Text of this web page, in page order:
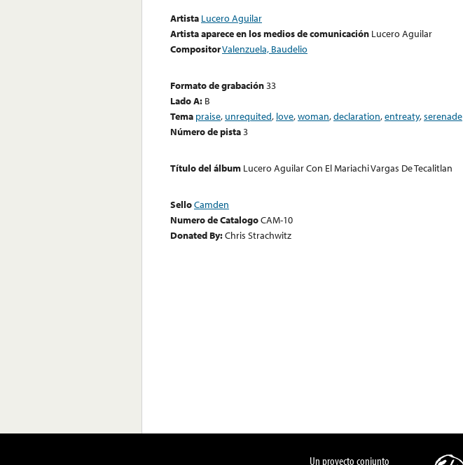
Artista Lucero Aguilar
Artista aparece en los medios de comunicación Lucero Aguilar
CompositorValenzuela, Baudelio
Formato de grabación33
Lado A: B
Tema praise, unrequited, love,woman,declaration,entreaty,serenade
Número de pista3
Título del álbum Lucero Aguilar Con El Mariachi Vargas De Tecalitlan
SelloCamden
Numero de CatalogoCAM-10
Donated By:Chris Strachwitz
Un proyecto conjunto